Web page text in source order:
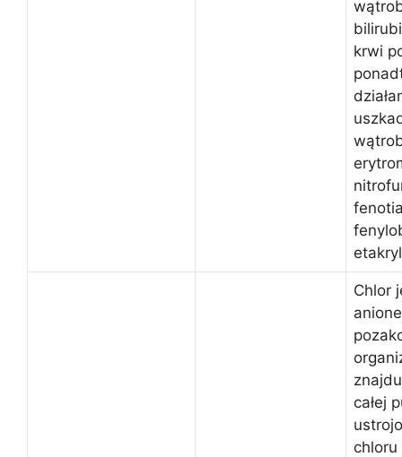
krwi
Chlor
całej